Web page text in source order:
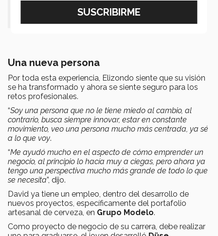
amplió mucho el panorama a mí
Una nueva persona
Por toda esta experiencia, Elizondo siente que su visión
se ha transformado y ahora se siente seguro para los
retos profesionales.
“Soy una persona que no le tiene miedo al cambio, al
contrario, busca siempre innovar, estar en constante
movimiento, veo una persona mucho más centrada, ya sé
a lo que voy.
“Me ayudó mucho en el aspecto de cómo emprender un
negocio, al principio lo hacía muy a ciegas, pero ahora ya
tengo una perspectiva mucho más grande de todo lo que
se necesita”, dijo.
David ya tiene un empleo, dentro del desarrollo de
nuevos proyectos, específicamente del portafolio
artesanal de cerveza, en Grupo Modelo.
Como proyecto de negocio de su carrera, debe realizar